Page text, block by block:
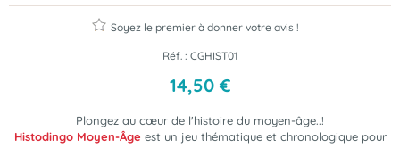
Soyez le premier à donner votre avis !
Réf. : CGHIST01
14,50 €
Plongez au cœur de l'histoire du moyen-âge..!
Histodingo Moyen-Âge est un jeu thématique et chronologique pour